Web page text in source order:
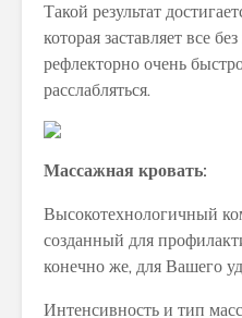
Такой результат
которая заставляет все
рефлекторно очень
расслабляться.
Массажная кровать:
Высокотехнологичный
созданный для
конечно же, для Вашего
Интенсивность и тип